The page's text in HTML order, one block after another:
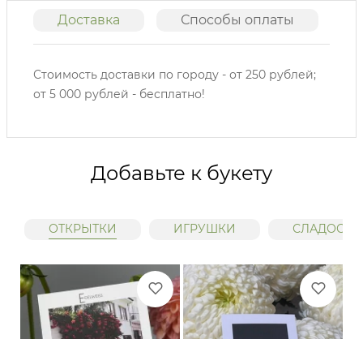
Доставка Способы оплаты
Стоимость доставки по городу - от 250 рублей;
от 5 000 рублей - бесплатно!
Добавьте к букету
ОТКРЫТКИ ИГРУШКИ СЛАДОСТИ